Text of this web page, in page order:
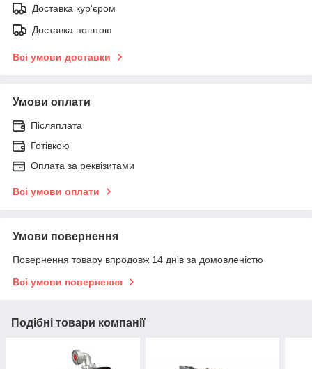
Доставка кур'єром
Доставка поштою
Всі умови доставки
Умови оплати
Післяплата
Готівкою
Оплата за реквізитами
Всі умови оплати
Умови повернення
Повернення товару впродовж 14 днів за домовленістю
Всі умови повернення
Подібні товари компанії